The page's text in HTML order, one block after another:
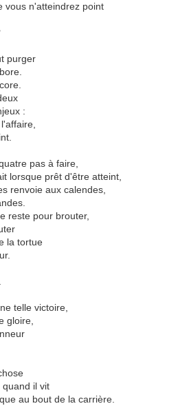
vous n'atteindrez point
purger
:
pas à faire,
lorsque prêt d'être atteint,
renvoie aux calendes,
reste pour brouter,
la tortue
telle victoire,
gloire,
il vit
au bout de la carrière.